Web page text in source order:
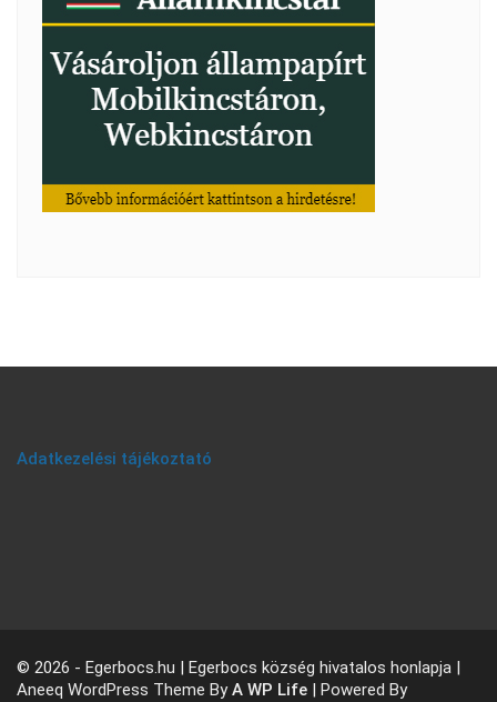
Adatkezelési tájékoztató
© 2026 - Egerbocs.hu | Egerbocs község hivatalos honlapja |
Aneeq WordPress Theme ByA WP Life | Powered By